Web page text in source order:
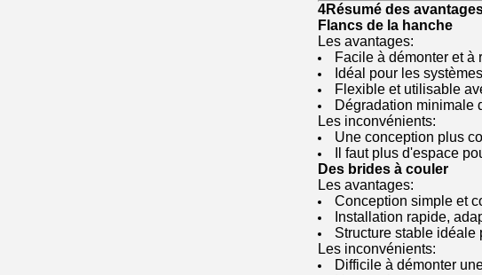
4Résumé des
Flancs de la hanche
Les avantages:
Facile à démonter et à
Idéal pour les
Flexible et utilisable
Dégradation minimale
Les inconvénients:
Une conception plus
Il faut plus d'espace
Des brides à couler
Les avantages:
Conception simple et
Installation rapide,
Structure stable idéale
Les inconvénients:
Difficile à démonter